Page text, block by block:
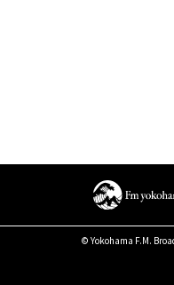
© Yokohama F.M.